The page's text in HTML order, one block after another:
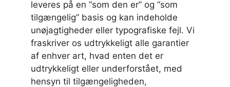
leveres på en “som den er” og “som
tilgængelig” basis og kan indeholde
unøjagtigheder eller typografiske fejl. Vi
fraskriver os udtrykkeligt alle garantier
af enhver art, hvad enten det er
udtrykkeligt eller underforstået, med
hensyn til tilgængeligheden,